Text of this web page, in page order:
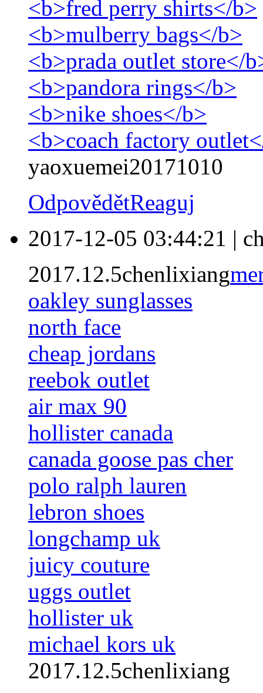
<b>fred perry shirts</b>
<b>mulberry bags</b>
<b>prada outlet store</
<b>pandora rings</b>
<b>nike shoes</b>
<b>coach factory
yaoxuemei20171010
OdpovědětReaguj
2017-12-05 03:44:21 |
2017.12.5chenlixiang
oakley sunglasses
north face
cheap jordans
reebok outlet
air max 90
hollister canada
canada goose pas cher
polo ralph lauren
lebron shoes
longchamp uk
juicy couture
uggs outlet
hollister uk
michael kors uk
2017.12.5chenlixiang